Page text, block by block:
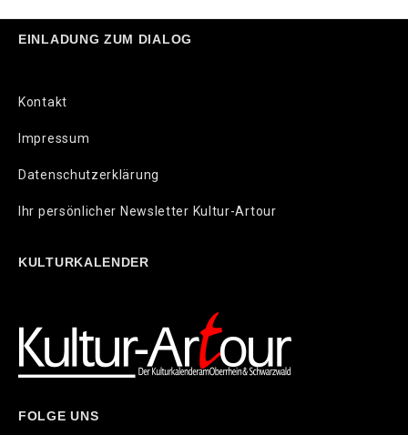
EINLADUNG ZUM DIALOG
Kontakt
Impressum
Datenschutzerklärung
Ihr persönlicher Newsletter Kultur-Artour
KULTURKALENDER
FOLGE UNS